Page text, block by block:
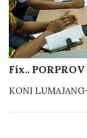
Fix.. PORPROV
KONI